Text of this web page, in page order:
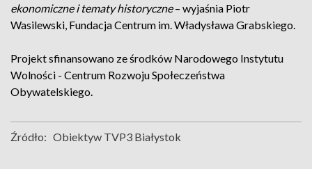
ekonomiczne i tematy historyczne– wyjaśnia Piotr
Wasilewski, Fundacja Centrum im. Władysława Grabskiego.
Projekt sfinansowano ze środków Narodowego Instytutu
Wolności - Centrum Rozwoju Społeczeństwa
Obywatelskiego.
Źródło: Obiektyw TVP3 Białystok